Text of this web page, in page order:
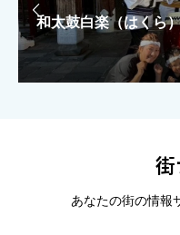
総合評価（★1〜5）
大泉太鼓｜群馬
もえがみ｜カラフ
魔法
和太鼓白楽（はくら
大泉太鼓｜群馬
もえがみ｜カラフ
魔法

あなたの街の情報